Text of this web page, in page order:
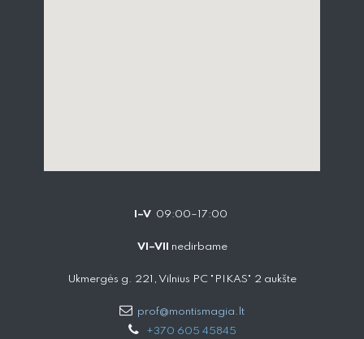
I–V 09:00–17:00
VI–VII nedirbame
Ukmergės g. 221, Vilnius PC "PIKAS" 2 aukšte
prof@montismagia.lt
+370 605 4584​5